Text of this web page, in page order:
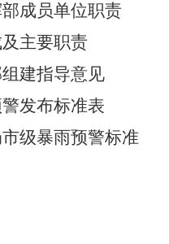
成员单位职责
主要职责
建指导意见
发布标准表
级暴雨预警标准